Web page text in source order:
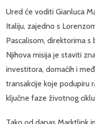
Ured će voditi Gianluca
Italiju, zajedno s
Pascalisom, direktorima
Njihova misija je staviti
investitora, domaćih i
transakcije koje podupiru
ključne faze životnog
Tako od danas Marktlink